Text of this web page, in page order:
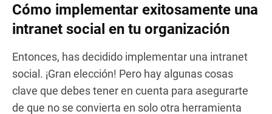
Cómo implementar exitosamente una
intranet social en tu organización
Entonces, has decidido implementar una intranet
social. ¡Gran elección! Pero hay algunas cosas
clave que debes tener en cuenta para asegurarte
de que no se convierta en solo otra herramienta